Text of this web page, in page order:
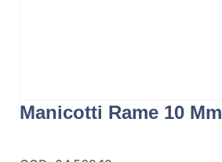
Manicotti Rame 10 Mm